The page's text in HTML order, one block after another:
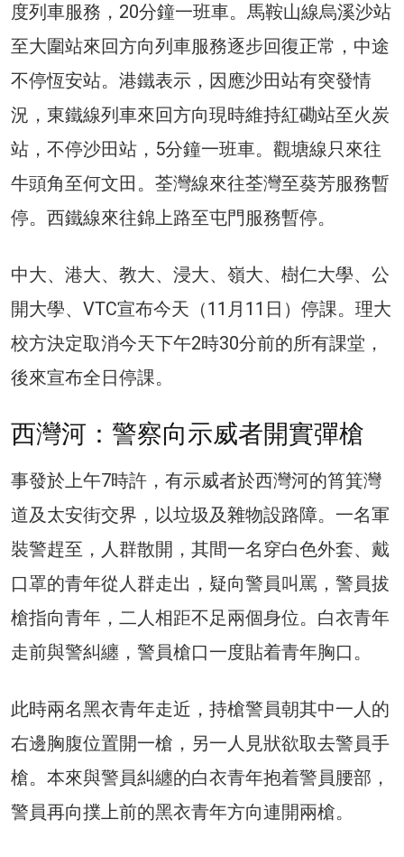
度列車服務，20分鐘一班車。馬鞍山線烏溪沙站
至大圍站來回方向列車服務逐步回復正常，中途
不停恆安站。港鐵表示，因應沙田站有突發情
況，東鐵線列車來回方向現時維持紅磡站至火炭
站，不停沙田站，5分鐘一班車。觀塘線只來往
牛頭角至何文田。荃灣線來往荃灣至葵芳服務暫
停。西鐵線來往錦上路至屯門服務暫停。
中大、港大、教大、浸大、嶺大、樹仁大學、公
開大學、VTC宣布今天（11月11日）停課。理大
校方決定取消今天下午2時30分前的所有課堂，
後來宣布全日停課。
西灣河：警察向示威者開實彈槍
事發於上午7時許，有示威者於西灣河的筲箕灣
道及太安街交界，以垃圾及雜物設路障。一名軍
裝警趕至，人群散開，其間一名穿白色外套、戴
口罩的青年從人群走出，疑向警員叫罵，警員拔
槍指向青年，二人相距不足兩個身位。白衣青年
走前與警糾纏，警員槍口一度貼着青年胸口。
此時兩名黑衣青年走近，持槍警員朝其中一人的
右邊胸腹位置開一槍，另一人見狀欲取去警員手
槍。本來與警員糾纏的白衣青年抱着警員腰部，
警員再向撲上前的黑衣青年方向連開兩槍。